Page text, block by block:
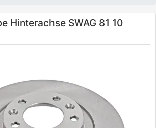
Hinterachse SWAG 81 10